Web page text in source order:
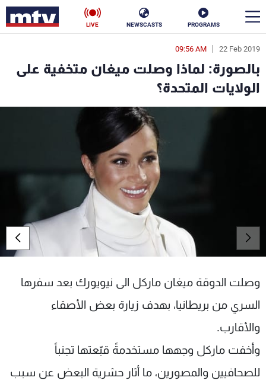
PROGRAMS
NEWSCASTS
LIVE
22 Feb 2019
09:56 AM
بالصورة: لماذا وصلت ميغان متخفية على
الولايات المتحدة؟
وصلت الدوقة ميغان ماركل الى نيويورك بعد سفرها
السري من بريطانيا، بهدف زيارة بعض الأصقاء
والأقارب.
وأخفت ماركل وجهها مستخدمةً قبّعتها تجنباً
للصحافيين والمصورين، ما أثار حشرية البعض عن سبب
en
الأخبار
سياسة ناس
فن
رياضة
البرامج
شاهد البرامج
عن MTV
الإنـتـاج
لاعلاناتكم
تواصل معنا
شروط الإسـتخدام
سياسة الخصوصية